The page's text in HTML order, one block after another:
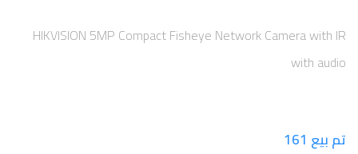
HIKVISION 5MP Compact Fisheye Network Camera with IR
with audio
تم بيع 161